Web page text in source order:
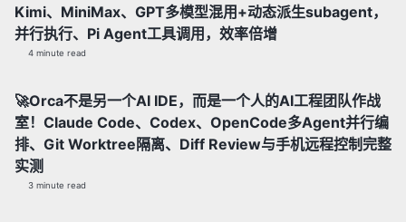
Kimi、MiniMax、GPT多模型混用+动态派生subagent，
并行执行、Pi Agent工具调用，效率倍增
4 minute read
🚀Orca不是另一个AI IDE，而是一个人的AI工程团队作战
室！Claude Code、Codex、OpenCode多Agent并行编
排、Git Worktree隔离、Diff Review与手机远程控制完整
实测
3 minute read